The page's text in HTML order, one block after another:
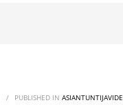
/ PUBLISHED IN